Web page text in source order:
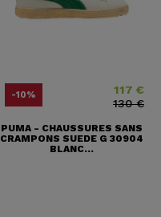
-10% 117 €
Prix ​​habituel
130 €
PUMA - CHAUSSURES SANS
CRAMPONS SUEDE G 30904
BLANC...